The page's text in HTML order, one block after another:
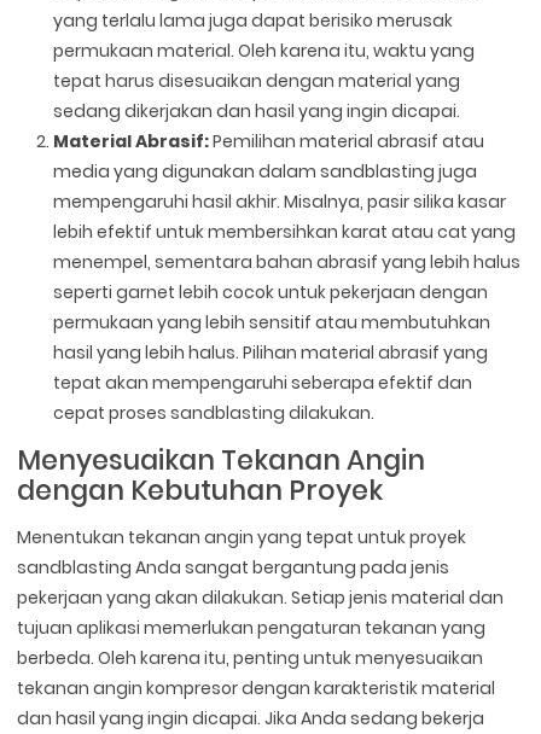
yang terlalu lama juga dapat berisiko merusak
permukaan material. Oleh karena itu, waktu yang
tepat harus disesuaikan dengan material yang
sedang dikerjakan dan hasil yang ingin dicapai.
Material Abrasif:Pemilihan material abrasif atau
media yang digunakan dalam sandblasting juga
mempengaruhi hasil akhir. Misalnya, pasir silika kasar
lebih efektif untuk membersihkan karat atau cat yang
menempel, sementara bahan abrasif yang lebih halus
seperti garnet lebih cocok untuk pekerjaan dengan
permukaan yang lebih sensitif atau membutuhkan
hasil yang lebih halus. Pilihan material abrasif yang
tepat akan mempengaruhi seberapa efektif dan
cepat proses sandblasting dilakukan.
Menyesuaikan Tekanan Angin
dengan Kebutuhan Proyek
Menentukan tekanan angin yang tepat untuk proyek
sandblasting Anda sangat bergantung pada jenis
pekerjaan yang akan dilakukan. Setiap jenis material dan
tujuan aplikasi memerlukan pengaturan tekanan yang
berbeda. Oleh karena itu, penting untuk menyesuaikan
tekanan angin kompresor dengan karakteristik material
dan hasil yang ingin dicapai. Jika Anda sedang bekerja